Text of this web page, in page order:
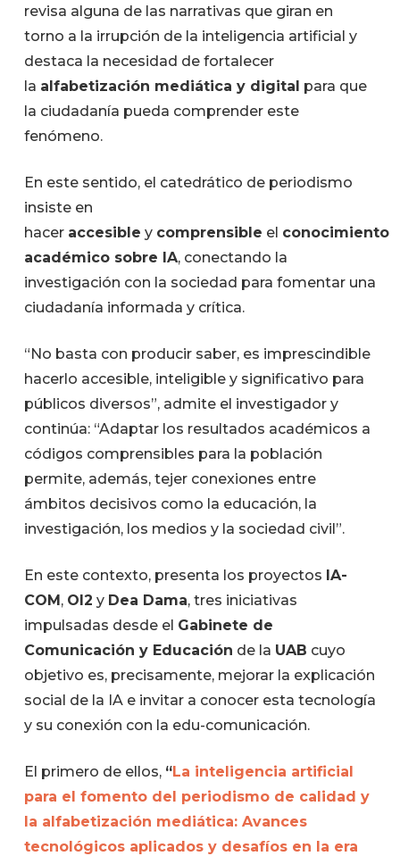
revisa alguna de las narrativas que giran en
torno a la irrupción de la inteligencia artificial y
destaca la necesidad de fortalecer
la alfabetización mediática y digital para que
la ciudadanía pueda comprender este
fenómeno.
En este sentido, el catedrático de periodismo
insiste en
hacer accesible y comprensible el conocimiento
académico sobre IA, conectando la
investigación con la sociedad para fomentar una
ciudadanía informada y crítica.
“No basta con producir saber, es imprescindible
hacerlo accesible, inteligible y significativo para
públicos diversos”, admite el investigador y
continúa: “Adaptar los resultados académicos a
códigos comprensibles para la población
permite, además, tejer conexiones entre
ámbitos decisivos como la educación, la
investigación, los medios y la sociedad civil”.
En este contexto, presenta los proyectos IA-
COM, OI2 y Dea Dama, tres iniciativas
impulsadas desde el Gabinete de
Comunicación y Educación de la UAB cuyo
objetivo es, precisamente, mejorar la explicación
social de la IA e invitar a conocer esta tecnología
y su conexión con la edu-comunicación.
El primero de ellos, “La inteligencia artificial
para el fomento del periodismo de calidad y
la alfabetización mediática: Avances
tecnológicos aplicados y desafíos en la era